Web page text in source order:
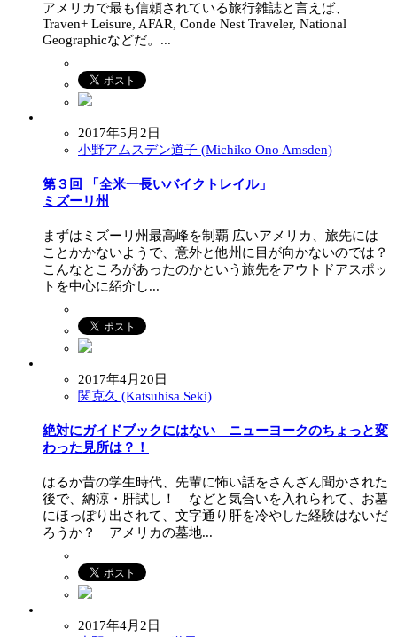
アメリカで最も信頼されている旅行雑誌と言えば、
Traven+ Leisure, AFAR, Conde Nest Traveler, National
Geographicなどだ。...
2017年5月2日
小野アムスデン道子 (Michiko Ono Amsden)
第３回 「全米一長いバイクトレイル」
ミズーリ州
まずはミズーリ州最高峰を制覇 広いアメリカ、旅先には
ことかかないようで、意外と他州に目が向かないのでは？
こんなところがあったのかという旅先をアウトドアスポッ
トを中心に紹介し...
2017年4月20日
関克久 (Katsuhisa Seki)
絶対にガイドブックにはない ニューヨークのちょっと変
わった見所は？！
はるか昔の学生時代、先輩に怖い話をさんざん聞かされた
後で、納涼・肝試し！ などと気合いを入れられて、お墓
にほっぽり出されて、文字通り肝を冷やした経験はないだ
ろうか？ アメリカの墓地...
2017年4月2日